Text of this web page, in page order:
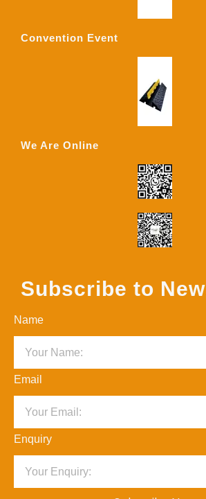
Convention Event
We Are Online
Subscribe to
Name
Email
Enquiry